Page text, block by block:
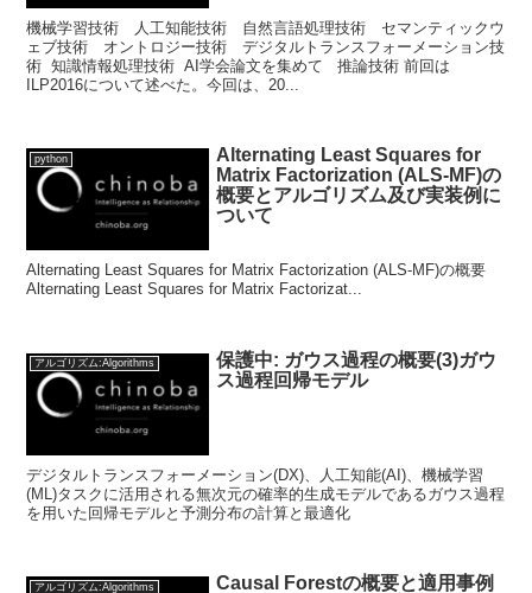
機械学習技術 人工知能技術 自然言語処理技術 セマンティックウ
ェブ技術 オントロジー技術 デジタルトランスフォーメーション技
術 知識情報処理技術 AI学会論文を集めて 推論技術 前回は
ILP2016について述べた。今回は、20...
python
Alternating Least Squares for
Matrix Factorization (ALS-MF)の
概要とアルゴリズム及び実装例に
ついて
Alternating Least Squares for Matrix Factorization (ALS-MF)の概要
Alternating Least Squares for Matrix Factorizat...
アルゴリズム:Algorithms
保護中: ガウス過程の概要(3)ガウ
ス過程回帰モデル
デジタルトランスフォーメーション(DX)、人工知能(AI)、機械学習
(ML)タスクに活用される無次元の確率的生成モデルであるガウス過程
を用いた回帰モデルと予測分布の計算と最適化
アルゴリズム:Algorithms
Causal Forestの概要と適用事例